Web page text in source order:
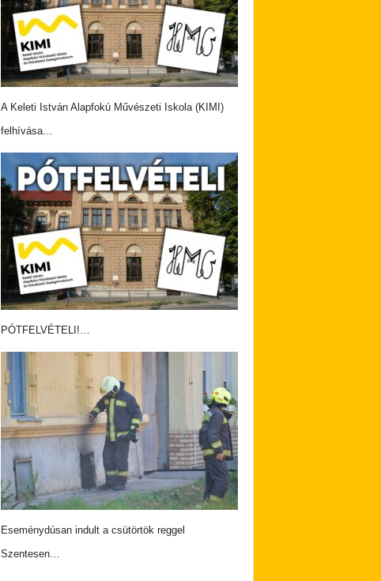
A Keleti István Alapfokú Művészeti Iskola (KIMI)
felhívása…
PÓTFELVÉTELI!…
Eseménydúsan indult a csütörtök reggel
Szentesen…